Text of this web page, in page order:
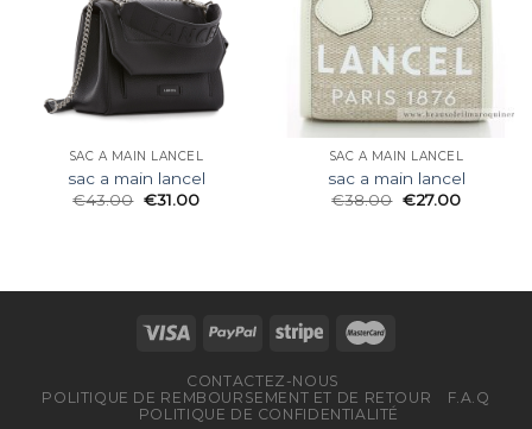
SAC A MAIN LANCEL
sac a main lancel
€43.00 €31.00
SAC A MAIN LANCEL
sac a main lancel
€38.00 €27.00
CONTACTEZ-NOUS
POLITIQUE DE REMBOURSEMENT ET DE RETOUR
F.A.Q
POLITIQUE DE CONFIDENTIALITÉ